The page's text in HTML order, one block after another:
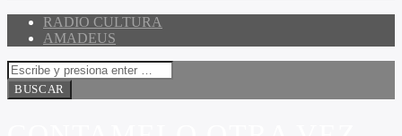
RADIO CULTURA
AMADEUS